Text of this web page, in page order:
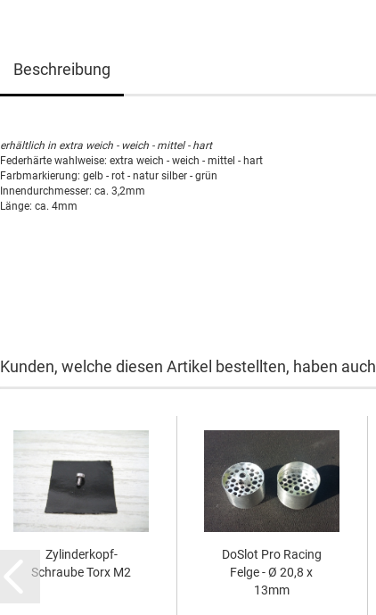
Beschreibung
erhältlich in extra weich - weich - mittel - hart
Federhärte wahlweise: extra weich - weich - mittel - hart
Farbmarkierung: gelb - rot - natur silber - grün
Innendurchmesser: ca. 3,2mm
Länge: ca. 4mm
Kunden, welche diesen Artikel bestellten, haben
Zylinderkopf-
Schraube Torx M2
DoSlot Pro Racing
Felge - Ø 20,8 x
13mm